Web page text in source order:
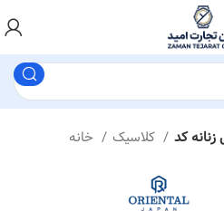
کلاسیک